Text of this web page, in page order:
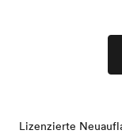
Lizenzierte